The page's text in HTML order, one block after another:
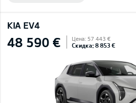
KIA EV4
48 590 € Цена: 57 443 €
Скидка: 8 853 €